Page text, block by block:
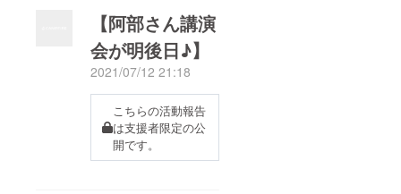
【阿部さん講演
会が明後日♪】
2021/07/12 21:18
こちらの活動報告
は支援者限定の公
開です。